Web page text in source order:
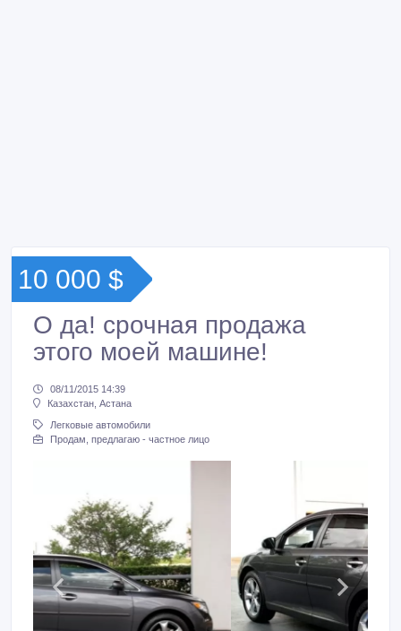
10 000 $
О да! срочная продажа
этого моей машине!
08/11/2015 14:39
Казахстан, Астана
Легковые автомобили
Продам, предлагаю - частное лицо